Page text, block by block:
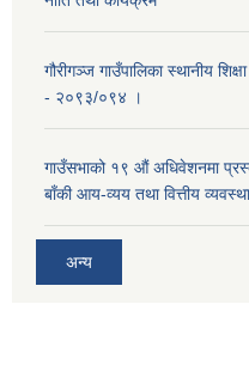
गौरीगञ्ज गाउँपालिका स्थानीय
- २०९३/०९४ ।
गाउँसभाको १९ ‌औं अधिवेशनमा
बाँकी आय-व्यय तथा वित्तीय
अन्य